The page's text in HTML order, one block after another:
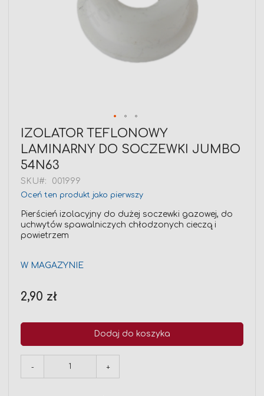
Przejdź
na
początek
galerii
IZOLATOR TEFLONOWY
LAMINARNY DO SOCZEWKI JUMBO
54N63
SKU 001999
Oceń ten produkt jako pierwszy
Pierścień izolacyjny do dużej soczewki gazowej, do
uchwytów spawalniczych chłodzonych cieczą i
powietrzem
W MAGAZYNIE
2,90 zł
Dodaj do koszyka
- +